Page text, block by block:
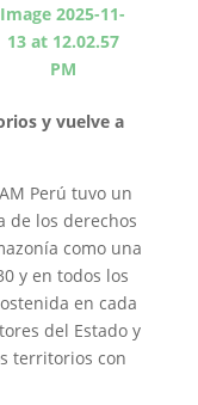
Image 2025-11-
13 at 12.02.57
PM
y vuelve a
Perú tuvo un
de los derechos
como una
y en todos los
en cada
del Estado y
territorios con